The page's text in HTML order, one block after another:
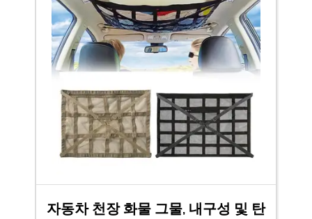
자동차 천장 화물 그물, 내구성 및 탄